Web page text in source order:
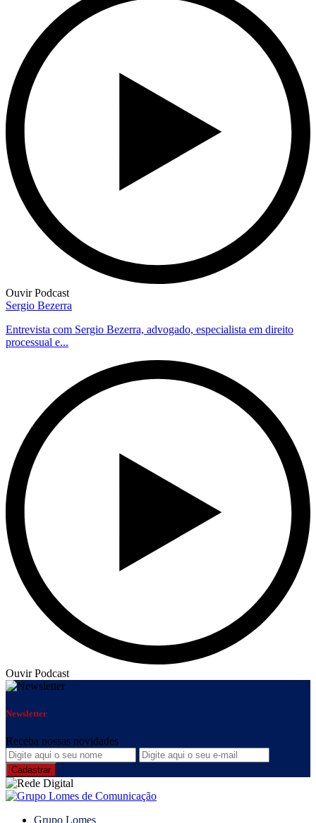
Ouvir Podcast
Sergio Bezerra
Entrevista com Sergio Bezerra, advogado, especialista em direito
processual e...
Ouvir Podcast
Newsletter
Receba nossas novidades
Grupo Lomes